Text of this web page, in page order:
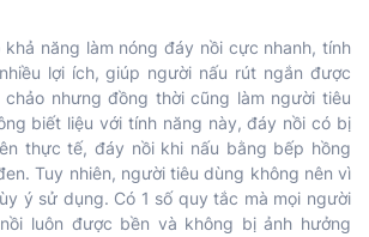
năng làm nóng đáy nồi cực nhanh, tính
lợi ích, giúp người nấu rút ngắn được
nhưng đồng thời cũng làm người tiêu
biết liệu với tính năng này, đáy nồi có bị
thực tế, đáy nồi khi nấu bằng bếp hồng
Tuy nhiên, người tiêu dùng không nên vì
ý sử dụng. Có 1 số quy tắc mà mọi người
luôn được bền và không bị ảnh hưởng